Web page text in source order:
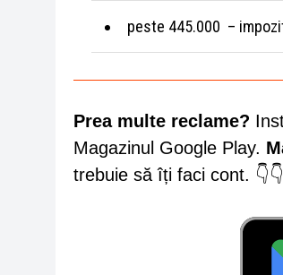
peste 445.000 –
Prea multe reclame?
Magazinul Google Play.
trebuie să îți faci cont. 👇👇